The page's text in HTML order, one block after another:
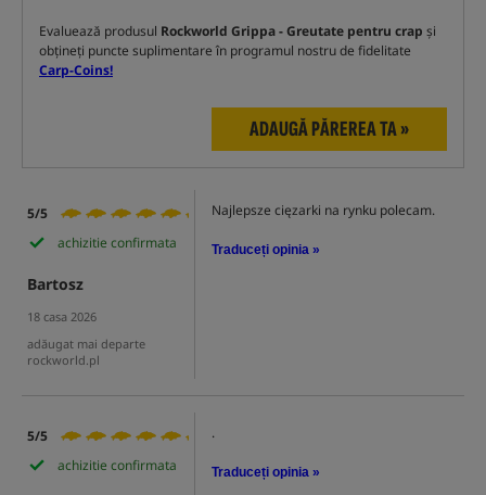
Evaluează produsul Rockworld Grippa - Greutate pentru crap și
obțineți puncte suplimentare în programul nostru de fidelitate
Carp-Coins!
ADAUGĂ PĂREREA TA »
5/5
achizitie confirmata
Bartosz
18 casa 2026
adăugat mai departe
rockworld.pl
Najlepsze cięzarki na rynku polecam.
Traduceți opinia »
5/5
achizitie confirmata
.
Traduceți opinia »